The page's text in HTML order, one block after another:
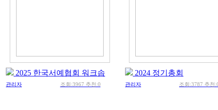
2025 한국서예협회 워크솝
관리자 조회:3967 추천:0
2024 정기총회
관리자 조회:3787 추천